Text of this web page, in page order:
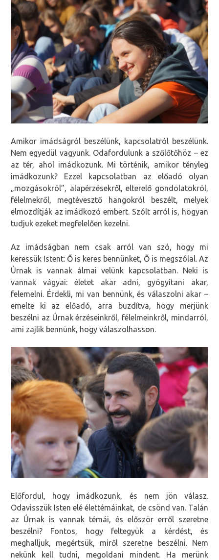
Amikor imádságról beszélünk, kapcsolatról beszélünk.
Nem egyedül vagyunk. Odafordulunk a szőlőtőhöz – ez
az tér, ahol imádkozunk. Mi történik, amikor tényleg
imádkozunk? Ezzel kapcsolatban az előadó olyan
„mozgásokról”, alapérzésekről, elterelő gondolatokról,
félelmekről, megtévesztő hangokról beszélt, melyek
elmozdítják az imádkozó embert. Szólt arról is, hogyan
tudjuk ezeket megfelelően kezelni.
Az imádságban nem csak arról van szó, hogy mi
keressük Istent: Ő is keres bennünket, Ő is megszólal. Az
Úrnak is vannak álmai velünk kapcsolatban. Neki is
vannak vágyai: életet akar adni, gyógyítani akar,
felemelni. Érdekli, mi van bennünk, és válaszolni akar –
emelte ki az előadó, arra buzdítva, hogy merjünk
beszélni az Úrnak érzéseinkről, félelmeinkről, mindarról,
ami zajlik bennünk, hogy válaszolhasson.
Előfordul, hogy imádkozunk, és nem jön válasz.
Odavisszük Isten elé élettémáinkat, de csönd van. Talán
az Úrnak is vannak témái, és először erről szeretne
beszélni? Fontos, hogy feltegyük a kérdést, és
meghalljuk, megértsük, miről szeretne beszélni. Nem
nekünk kell tudni, megoldani mindent. Ha merünk